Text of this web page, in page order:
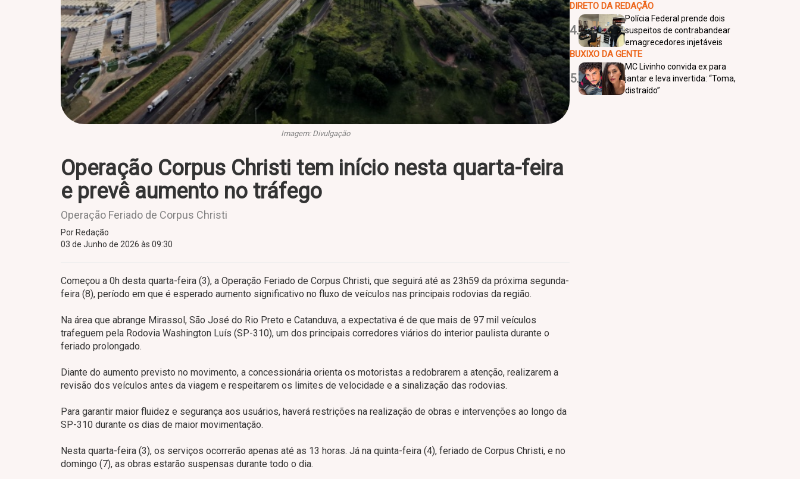
Imagem: Divulgação
Operação Corpus Christi tem início nesta quarta-feira
e prevê aumento no tráfego
Operação Feriado de Corpus Christi
Por Redação
03 de Junho de 2026 às 09:30
Começou a 0h desta quarta-feira (3), a Operação Feriado de Corpus Christi, que seguirá até as 23h59 da próxima segunda-
feira (8), período em que é esperado aumento significativo no fluxo de veículos nas principais rodovias da região.
Na área que abrange Mirassol, São José do Rio Preto e Catanduva, a expectativa é de que mais de 97 mil veículos
trafeguem pela Rodovia Washington Luís (SP-310), um dos principais corredores viários do interior paulista durante o
feriado prolongado.
Diante do aumento previsto no movimento, a concessionária orienta os motoristas a redobrarem a atenção, realizarem a
revisão dos veículos antes da viagem e respeitarem os limites de velocidade e a sinalização das rodovias.
Para garantir maior fluidez e segurança aos usuários, haverá restrições na realização de obras e intervenções ao longo da
SP-310 durante os dias de maior movimentação.
Nesta quarta-feira (3), os serviços ocorrerão apenas até as 13 horas. Já na quinta-feira (4), feriado de Corpus Christi, e no
domingo (7), as obras estarão suspensas durante todo o dia.
em Rio Preto
DIRETO DA REDAÇÃO
4.
Polícia Federal prende dois
suspeitos de contrabandear
emagrecedores injetáveis
BUXIXO DA GENTE
5.
MC Livinho convida ex para
jantar e leva invertida: “Toma,
distraído”